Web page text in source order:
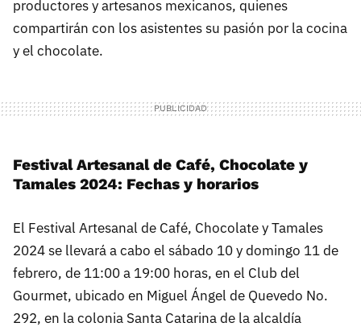
productores y artesanos mexicanos, quienes
compartirán con los asistentes su pasión por la cocina
y el chocolate.
Festival Artesanal de Café, Chocolate y
Tamales 2024: Fechas y horarios
El Festival Artesanal de Café, Chocolate y Tamales
2024 se llevará a cabo el sábado 10 y domingo 11 de
febrero, de 11:00 a 19:00 horas, en el Club del
Gourmet, ubicado en Miguel Ángel de Quevedo No.
292, en la colonia Santa Catarina de la alcaldía